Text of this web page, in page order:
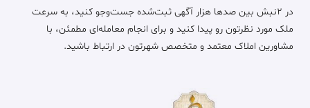
در ۲نبش بین صدها هزار آگهی ثبت‌شده جست‌وجو کنید، به سرعت
ملک مورد نظرتون رو پیدا کنید و برای انجام معامله‌ای مطمئن، با
مشاورین املاک معتمد و متخصص شهرتون در ارتباط باشید.